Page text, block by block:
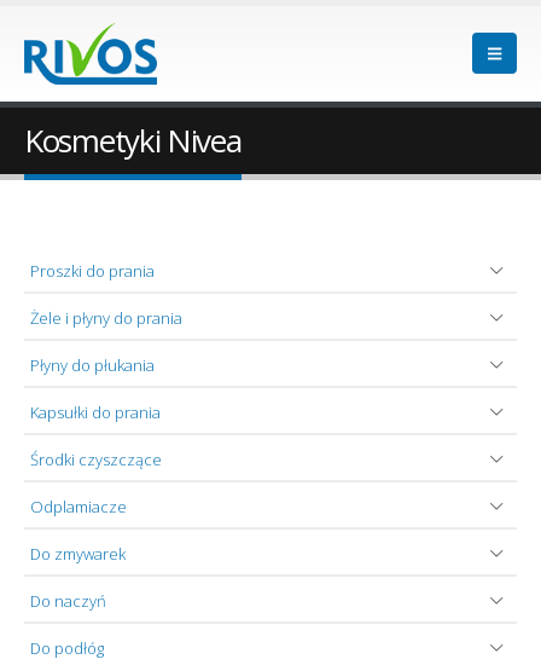
Kosmetyki Nivea
Proszki do prania
Żele i płyny do prania
Płyny do płukania
Kapsułki do prania
Środki czyszczące
Odplamiacze
Do zmywarek
Do naczyń
Do podłóg